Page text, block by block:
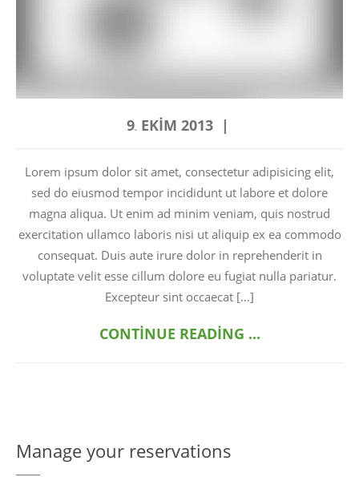
9. EKIM 2013
Lorem ipsum dolor sit amet, consectetur adipisicing elit,
sed do eiusmod tempor incididunt ut labore et dolore
magna aliqua. Ut enim ad minim veniam, quis nostrud
exercitation ullamco laboris nisi ut aliquip ex ea commodo
consequat. Duis aute irure dolor in reprehenderit in
voluptate velit esse cillum dolore eu fugiat nulla pariatur.
Excepteur sint occaecat […]
CONTINUE READING ...
Manage your reservations